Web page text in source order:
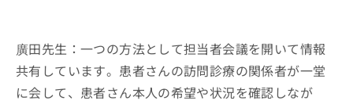
廣田先生：一つの方法として担当者会議を開いて情報
共有しています。患者さんの訪問診療の関係者が一堂
に会して、患者さん本人の希望や状況を確認しなが